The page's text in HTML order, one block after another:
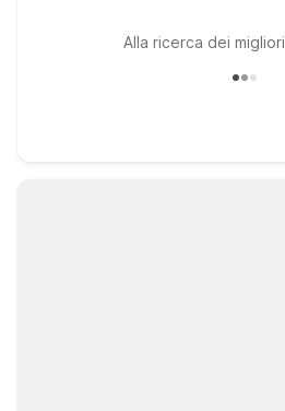
Alla ricerca dei